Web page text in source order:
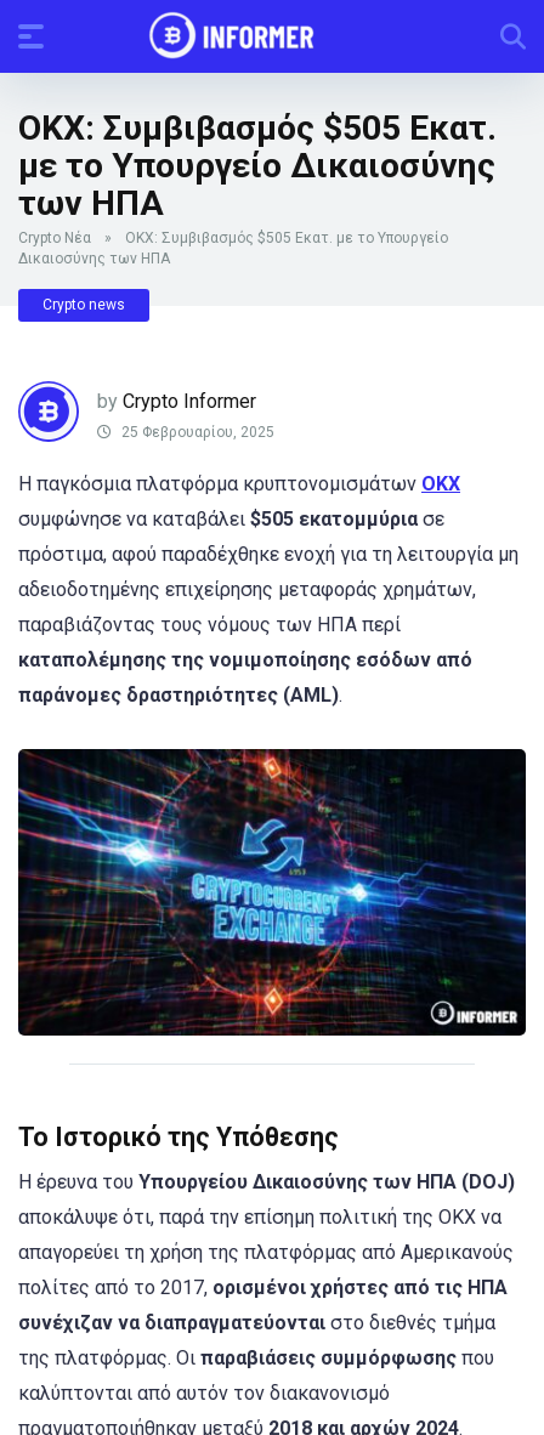
OKX: Συμβιβασμός $505 Εκατ.
με το Υπουργείο Δικαιοσύνης
των ΗΠΑ
Crypto Νέα »
OKX: Συμβιβασμός $505 Εκατ. με το Υπουργείο
Δικαιοσύνης των ΗΠΑ
Crypto news
by Crypto Informer
25 Φεβρουαρίου, 2025
Η παγκόσμια πλατφόρμα κρυπτονομισμάτων OKX
συμφώνησε να καταβάλει $505 εκατομμύριασε
πρόστιμα, αφού παραδέχθηκε ενοχή για τη λειτουργία μη
αδειοδοτημένης επιχείρησης μεταφοράς χρημάτων,
παραβιάζοντας τους νόμους των ΗΠΑ περί
καταπολέμησης της νομιμοποίησης εσόδων από
παράνομες δραστηριότητες (AML).
Το Ιστορικό της Υπόθεσης
Η έρευνα του Υπουργείου Δικαιοσύνης των ΗΠΑ (DOJ)
αποκάλυψε ότι, παρά την επίσημη πολιτική της OKX να
απαγορεύει τη χρήση της πλατφόρμας από Αμερικανούς
πολίτες από το 2017, ορισμένοι χρήστες από τις ΗΠΑ
συνέχιζαν να διαπραγματεύονται στο διεθνές τμήμα
της πλατφόρμας. Οι παραβιάσεις συμμόρφωσης που
καλύπτονται από αυτόν τον διακανονισμό
πραγματοποιήθηκαν μεταξύ 2018 και αρχών 2024.